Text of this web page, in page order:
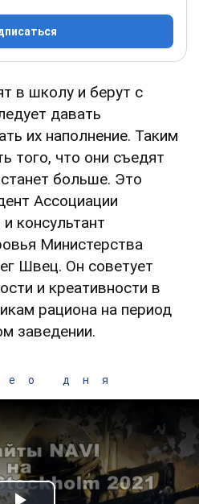
в школу и берут с
давать
их наполнение. Таким
того, что они съедят
больше. Это
Ассоциации
консультант
Министерства
Швец. Он советует
и креативности в
рациона на период
заведении.
дня